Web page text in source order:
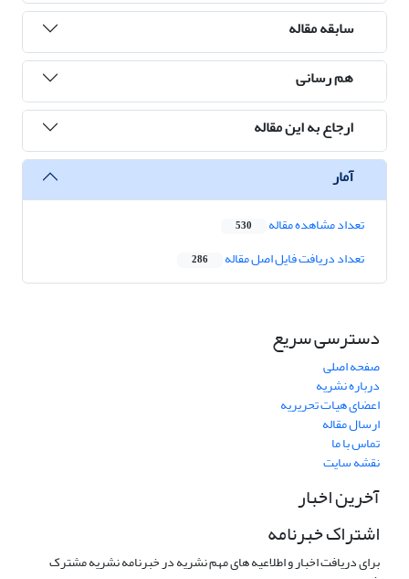
سابقه مقاله
هم رسانی
ارجاع به این مقاله
آمار
تعداد مشاهده مقاله 530
تعداد دریافت فایل اصل مقاله 286
دسترسی سریع
صفحه اصلی
درباره نشریه
اعضای هیات تحریریه
ارسال مقاله
تماس با ما
نقشه سایت
آخرین اخبار
اشتراک خبرنامه
برای دریافت اخبار و اطلاعیه های مهم نشریه در خبرنامه نشریه مشترک